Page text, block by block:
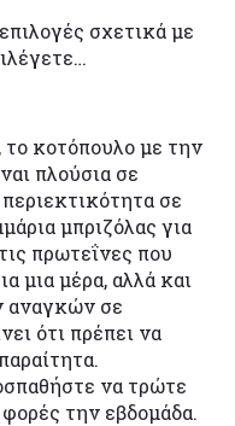
σχετικά με
το κοτόπουλο με την
πλούσια σε
σε
μπριζόλας για
πρωτεΐνες που
μια μέρα, αλλά και
αναγκών σε
ότι πρέπει να
να τρώτε
την εβδομάδα.